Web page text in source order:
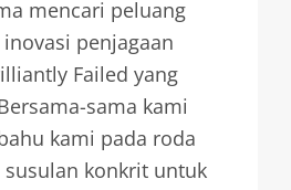
mencari peluang
penjagaan
Failed yang
sama kami
kami pada roda
konkrit untuk